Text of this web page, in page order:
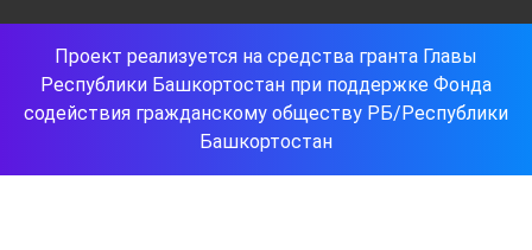
Проект реализуется на средства гранта Главы
Республики Башкортостан при поддержке Фонда
содействия гражданскому обществу РБ/Республики
Башкортостан